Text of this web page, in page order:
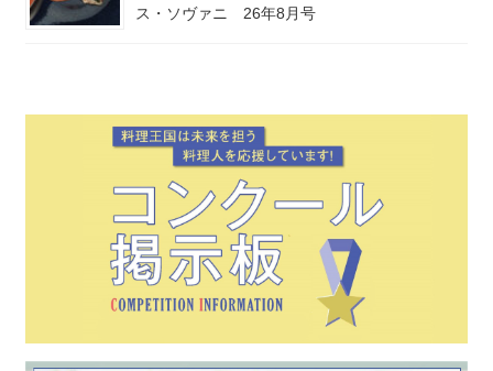
ス・ソヴァニ 26年8月号